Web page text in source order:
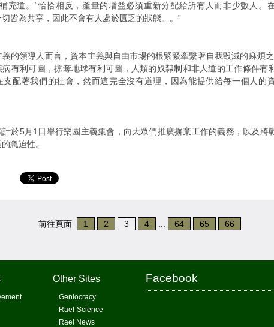
充道。“恰恰相反，產量的增益必須重新分配給所有人而非少數人。
皆為共享，因此不會有人處於匱乏的狀態。。”
的領導人而言，資本主義與自由市場的根緊緊牽繫著自我毀滅的麻煩
病有利可圖，掠奪地球有利可圖，人類的奴隸制和非人道的工作條件有
支配著我們的社會，然而這完全沒有道理，因為能提供給每一個人的
計於5月1日舉行樂園主義集會，向大眾們推廣摒棄工作的義務，以及將
急迫性。
前往頁面 1 2 3 4 64 65 66
Other Sites
Geniocracy
Rael-Science
Rael News
Facebook